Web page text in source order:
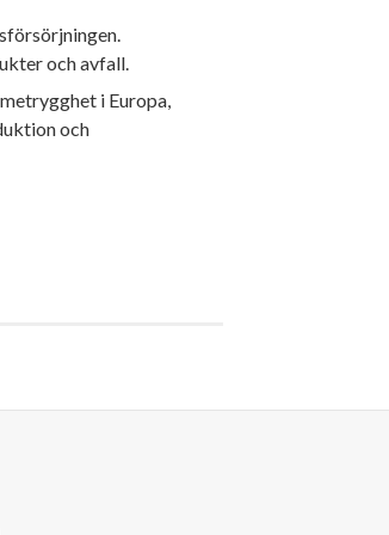
och avfall.
i Europa,
och